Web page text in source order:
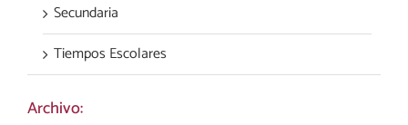
Secundaria
Tiempos Escolares
Archivo: